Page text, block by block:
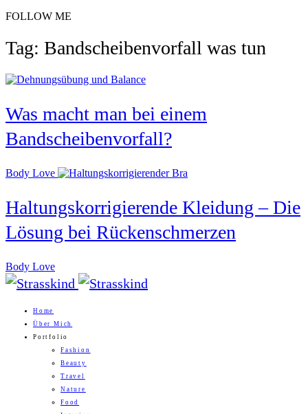
FOLLOW ME
Tag: Bandscheibenvorfall was tun
Was macht man bei einem
Bandscheibenvorfall?
Body Love
Haltungskorrigierende Kleidung – Die
Lösung bei Rückenschmerzen
Body Love
Home
Über Mich
Portfolio
Fashion
Beauty
Travel
Nature
Food